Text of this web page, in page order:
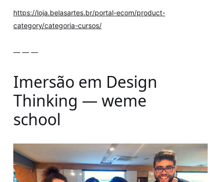
https://loja.belasartes.br/portal-ecom/product-
category/categoria-cursos/
— — —
Imersão em Design
Thinking — weme
school